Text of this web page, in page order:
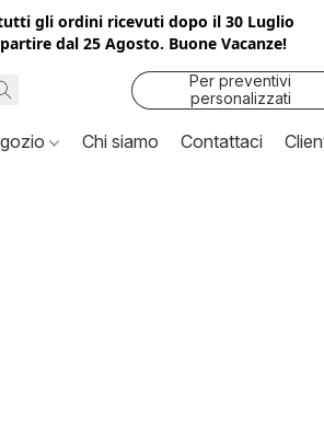
gli ordini ricevuti dopo il 30 Luglio
dal 25 Agosto. Buone Vacanze!
Per preventivi
personalizzati
contattaci
Chi siamo Contattaci